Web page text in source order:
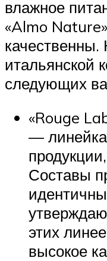
влажное
«Almo
качественны.
итальянской
следующих
«Rouge
— линейка
Составы
этих
высокое